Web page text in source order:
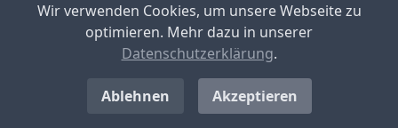
Wir verwenden Cookies, um unsere Webseite zu
optimieren. Mehr dazu in unserer
Datenschutzerklärung.
Ablehnen Akzeptieren